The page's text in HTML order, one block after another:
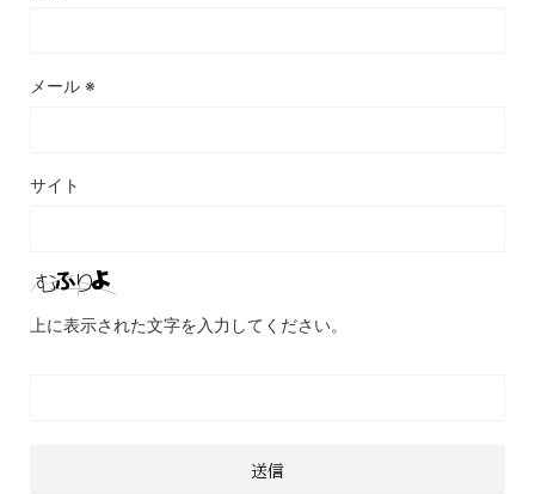
メール ※
サイト
上に表示された文字を入力してください。